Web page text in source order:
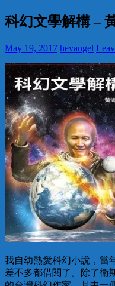
科幻文學解構 –
May 19, 2017 hevangel
我自幼熱愛科幻小說，當
差不多都借閱了。除了衛